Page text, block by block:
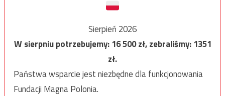
Sierpień 2026
W sierpniu potrzebujemy:16 500zł, zebraliśmy:1351
zł.
Państwa wsparcie jest niezbędne dla funkcjonowania
Fundacji Magna Polonia.